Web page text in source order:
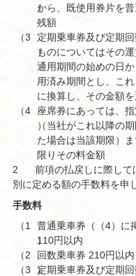
）
から、既使用券片を
残額
（3
）
定期乗車券及び定期
ものについてはその
通用期間の始めの日
用済み期間とし、こ
に換算し、その金額
（4
）
座席券にあっては、
（当社がこれ以降の
た場合は当該期限）
限りその料金額
2
前項の払戻しに際し
別に定める額の手数料を申
手数料
（1
）
普通乗車券（（4）に
110円以内
（2
）
回数乗車券 210円以内
（3
定期乗車券及び定期